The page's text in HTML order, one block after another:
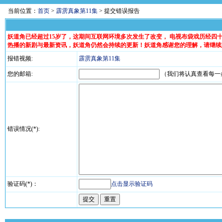
当前位置： 首页 > 霹雳真象第11集 > 提交错误报告
妖道角已经超过15岁了，这期间互联网环境多次发生了改变， 电视布袋戏历经
热播的新剧与最新资讯，妖道角仍然会持续的更新！妖道角感谢您的理解，请继
报错视频:
霹雳真象第11集
您的邮箱: （我们将认真查看每
错误情况(*):
验证码(*)： 点击显示验证码